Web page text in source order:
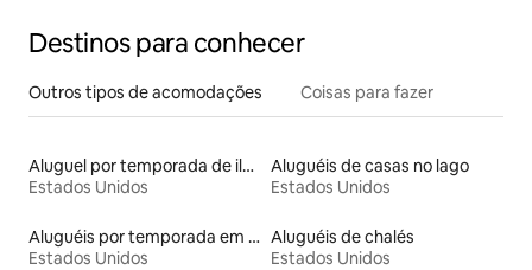
Destinos para conhecer
Outros tipos de acomodações Coisas para fazer
Aluguel por temporada de ilhas
Estados Unidos
Aluguéis de casas no lago
Estados Unidos
Aluguéis por temporada em albergue
Estados Unidos
Aluguéis de chalés
Estados Unidos